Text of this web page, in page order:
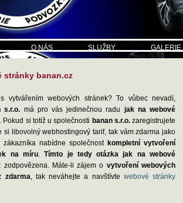
O NÁS SLUŽBY GALERIE
stránky banan.cz
vytvářením webových stránek? To vůbec nevadí,
s.r.o. má pro vás jedinečnou radu jak na webové
. Pokud si totiž u společnosti banan s.r.o.zaregistrujete
si libovolný webhostingový tarif, tak vám zdarma jako
nabídne společnost kompletní vytvoření
na míru.Tímto je tedy otázka jak na webové
zodpovězena. Máte-li zájem o vytvoření webových
zdarma, tak neváhejte a navštívte webové stránky